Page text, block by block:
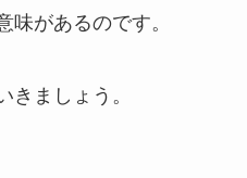
味があるのです。
きましょう。